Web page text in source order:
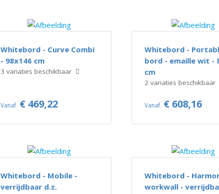
Whitebord - Curve Combi
- 98x146 cm
3 variaties beschikbaar
Vanaf € 469,22
Whitebord -
bord - emaille wit -
cm
2 variaties beschikbaar
Vanaf € 608,16
Whitebord - Mobile -
verrijdbaar d.z.
Whitebord -
workwall -